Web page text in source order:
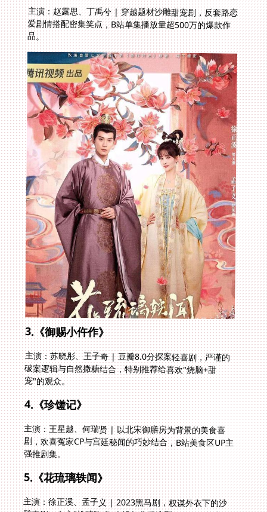
主演：赵露思、丁禹兮 | 穿越题材沙雕甜宠剧，反套路恋
爱剧情搭配密集笑点，B站单集播放量超500万的爆款作
品。
3.《御赐小仵作》
主演：苏晓彤、王子奇 | 豆瓣8.0分探案轻喜剧，严谨的
破案逻辑与自然撒糖结合，特别推荐给喜欢"烧脑+甜
宠"的观众。
4.《珍馐记》
主演：王星越、何瑞贤 | 以北宋御膳房为背景的美食喜
剧，欢喜冤家CP与宫廷秘闻的巧妙结合，B站美食区UP主
强推剧集。
5.《花琉璃轶闻》
主演：徐正溪、孟子义 | 2023黑马剧，权谋外衣下的沙